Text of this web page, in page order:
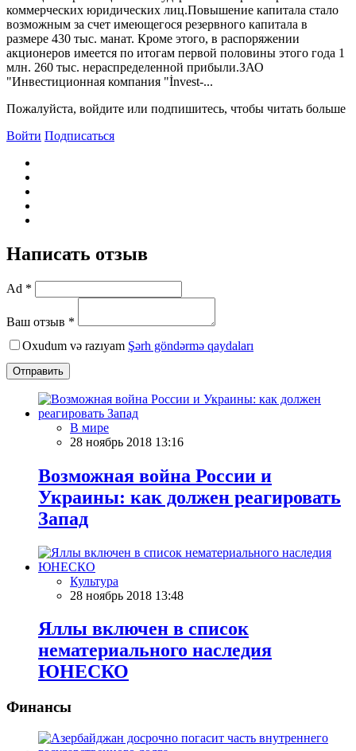
коммерческих юридических лиц.Повышение капитала стало
возможным за счет имеющегося резервного капитала в
размере 430 тыс. манат. Кроме этого, в распоряжении
акционеров имеется по итогам первой половины этого года 1
млн. 260 тыс. нераспределенной прибыли.ЗАО
"Инвестиционная компания "İnvest-...
Пожалуйста, войдите или подпишитесь, чтобы читать больше
Войти Подписаться
Написать отзыв
Ad *
Ваш отзыв *
Oxudum və razıyam Şərh göndərmə qaydaları
Отправить
В мире
28 ноябрь 2018 13:16
Возможная война России и
Украины: как должен реагировать
Запад
Культура
28 ноябрь 2018 13:48
Яллы включен в список
нематериального наследия
ЮНЕСКО
Финансы